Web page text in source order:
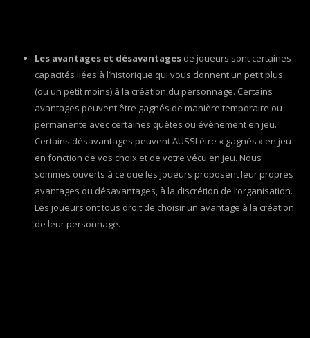
Les avantages et désavantagesde joueurs sont certaines
capacités liées à l’historique qui vous donnent un petit plus
(ou un petit moins) à la création du personnage. Certains
avantages peuvent être gagnés de manière temporaire ou
permanente avec certaines quêtes ou évènement en jeu.
Certains désavantages peuvent AUSSI être « gagnés » en jeu
en fonction de vos choix et de votre vécu en jeu. Nous
sommes ouverts à ce que les joueurs proposent leur propres
avantages ou désavantages, à la discrétion de l’organisation.
Les joueurs ont tous droit de choisir un avantage à la création
de leur personnage.